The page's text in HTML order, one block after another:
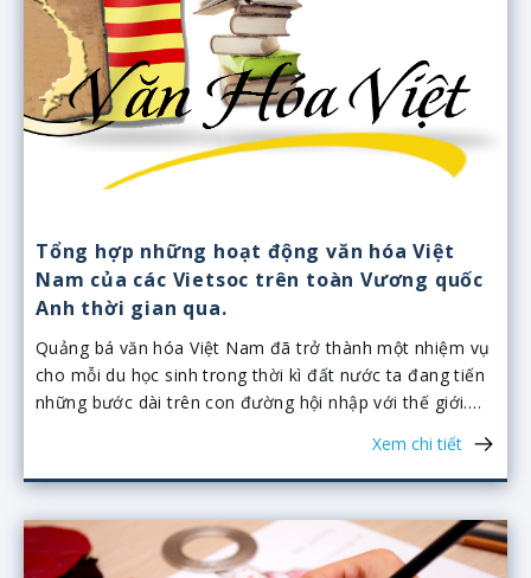
Tổng hợp những hoạt động văn hóa Việt
Nam của các Vietsoc trên toàn Vương quốc
Anh thời gian qua.
Quảng bá văn hóa Việt Nam đã trở thành một nhiệm vụ
cho mỗi du học sinh trong thời kì đất nước ta đang tiến
những bước dài trên con đường hội nhập với thế giới.
quảng bá văn hóa còn là dịp để mọi người trong hội
sinh viên có cơ hội để gắn kết với nhau nhiều hơn. Thời
hóa Việt Nam được các Vietsoc tổ chức trên khắp
Vương quốc Anh. Chúng ta hãy cùng điểm lại một số
Xem chi tiết